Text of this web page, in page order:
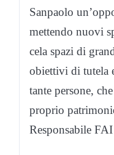
Sanpaolo
mettendo nuovi
cela spazi di
obiettivi di tutela
tante persone,
proprio
Responsabile